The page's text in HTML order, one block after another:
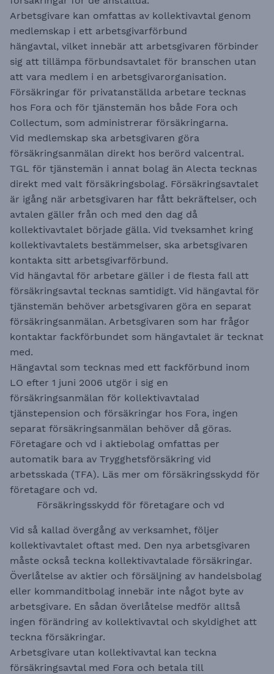
Arbetsgivare kan omfattas av kollektivavtal genom
medlemskap i ett arbetsgivarförbund
hängavtal, vilket innebär att arbetsgivaren förbinder
sig att tillämpa förbundsavtalet för branschen utan
att vara medlem i en arbetsgivarorganisation.
Försäkringar för privatanställda arbetare tecknas
hos Fora och för tjänstemän hos både Fora och
Collectum, som administrerar försäkringarna.
Vid medlemskap ska arbetsgivaren göra
försäkringsanmälan direkt hos berörd valcentral.
TGL för tjänstemän i annat bolag än Alecta tecknas
direkt med valt försäkringsbolag. Försäkringsavtalet
är igång när arbetsgivaren har fått bekräftelser, och
avtalen gäller från och med den dag då
kollektivavtalet började gälla. Vid tveksamhet kring
kollektivavtalets bestämmelser, ska arbetsgivaren
kontakta sitt arbetsgivarförbund.
Vid hängavtal för arbetare gäller i de flesta fall att
försäkringsavtal tecknas samtidigt. Vid hängavtal för
tjänstemän behöver arbetsgivaren göra en separat
försäkringsanmälan. Arbetsgivaren som har frågor
kontaktar fackförbundet som hängavtalet är tecknat
med.
Hängavtal som tecknas med ett fackförbund inom
LO efter 1 juni 2006 utgör i sig en
försäkringsanmälan för kollektivavtalad
tjänstepension och försäkringar hos Fora, ingen
separat försäkringsanmälan behöver då göras.
Företagare och vd i aktiebolag omfattas per
automatik bara av Trygghetsförsäkring vid
arbetsskada (TFA). Läs mer om försäkringsskydd för
företagare och vd.​​​​​​​
Försäkringsskydd för företagare och vd
Vid så kallad övergång av verksamhet, följer
kollektivavtalet oftast med. Den nya arbetsgivaren
måste också teckna kollektivavtalade försäkringar.
Överlåtelse av aktier och försäljning av handelsbolag
eller kommanditbolag innebär inte något byte av
arbetsgivare. En sådan överlåtelse medför alltså
ingen förändring av kollektivavtal och skyldighet att
teckna försäkringar.
Arbetsgivare utan kollektivavtal kan teckna
försäkringsavtal med Fora och betala till